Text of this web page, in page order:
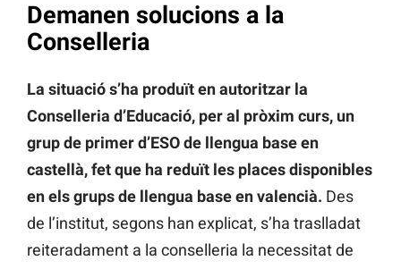
Demanen solucions a la
Conselleria
La situació s’ha produït en autoritzar la
Conselleria d’Educació, per al pròxim curs, un
grup de primer d’ESO de llengua base en
castellà, fet que ha reduït les places disponibles
en els grups de llengua base en valencià. Des
de l’institut, segons han explicat, s’ha traslladat
reiteradament a la conselleria la necessitat de